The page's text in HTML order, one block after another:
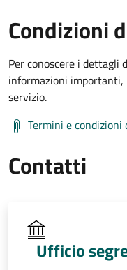
Condizioni
Per conoscere i dettagli
informazioni
servizio.
Termini e condizioni
Contatti
Ufficio